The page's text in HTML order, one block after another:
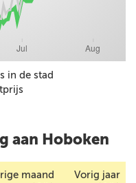
in de stad
aan Hoboken
maand
Vorig jaar